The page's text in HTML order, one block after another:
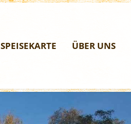
SPEISEKARTE ÜBER UNS